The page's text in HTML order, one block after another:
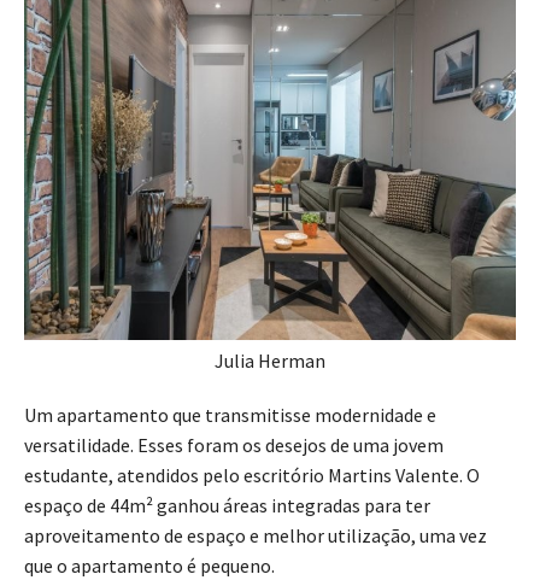
Julia Herman
Um apartamento que transmitisse modernidade e
versatilidade. Esses foram os desejos de uma jovem
estudante, atendidos pelo escritório Martins Valente. O
espaço de 44m² ganhou áreas integradas para ter
aproveitamento de espaço e melhor utilização, uma vez
que o apartamento é pequeno.